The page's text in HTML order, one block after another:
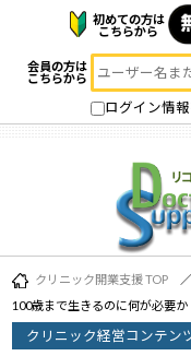
初めての方は
こちらから
会員の方は
こちらから
ログイン情
クリニック開業支援 TOP
100歳まで生きるのに何が必要
クリニック経営コンテン